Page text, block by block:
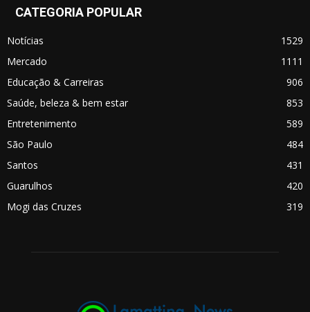
CATEGORIA POPULAR
Notícias
1529
Mercado
1111
Educação & Carreiras
906
Saúde, beleza & bem estar
853
Entretenimento
589
São Paulo
484
Santos
431
Guarulhos
420
Mogi das Cruzes
319